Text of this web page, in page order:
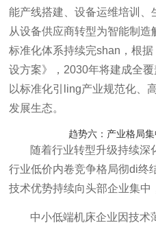
能产线搭建、设备运维培训、
从设备供应商转型为智能制
标准化体系持续完shan，根
设方案》，2030年将建成全
以标准化引ling产业规范化、
发展生态。
趋势六：产业格局
随着行业转型升级持续深
行业低价内卷竞争格局彻di终
技术优势持续向头部企业集中
中小低端机床企业因技术